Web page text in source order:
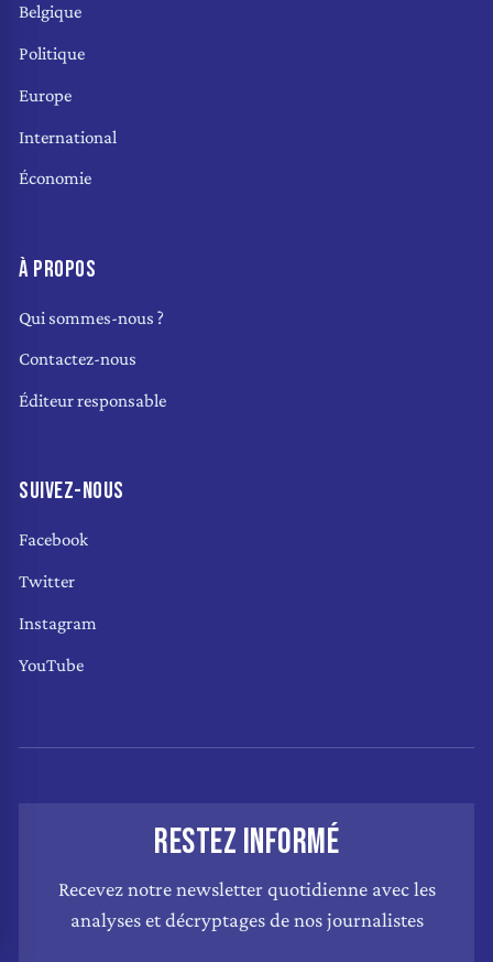
Belgique
Politique
Europe
International
Économie
À PROPOS
Qui sommes-nous ?
Contactez-nous
Éditeur responsable
SUIVEZ-NOUS
Facebook
Twitter
Instagram
YouTube
RESTEZ INFORMÉ
Recevez notre newsletter quotidienne avec les
analyses et décryptages de nos journalistes